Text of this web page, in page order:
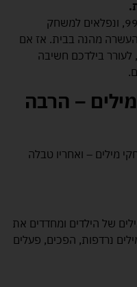
.
הם מתאימים לילדים מגיל 4 ועד גיל 99, ונפלאים למשחק
מהנה בבית. אז אם
בילדכם חשיבה
– הרבה
מילים – ואחריו טבלה
של הילדים ומחדדים את
נרדפות, הפכים, פעלים